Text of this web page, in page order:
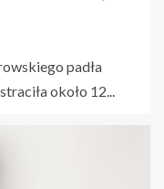
padła
około 12...